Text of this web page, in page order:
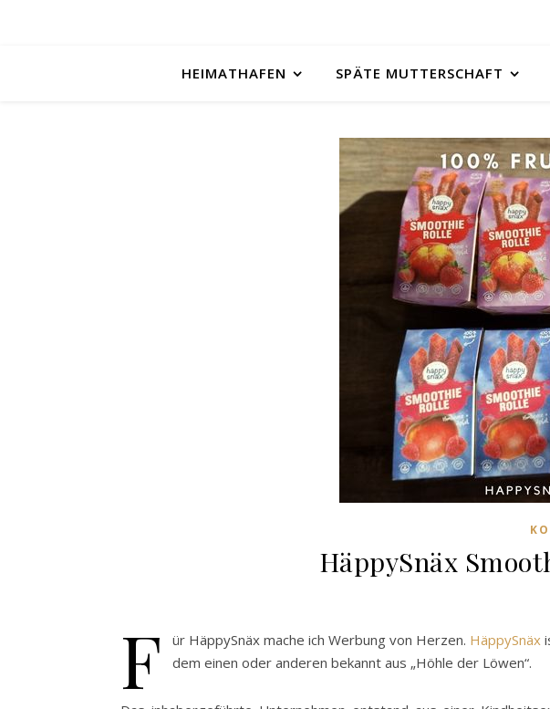
HEIMATHAFEN SPÄTE MUTTERSCHAFT
HäppySnäx
F ür HäppySnäx mache ich Werbung von Herzen. HäppySnäx
dem einen oder anderen bekannt aus „Höhle der Löwen“.